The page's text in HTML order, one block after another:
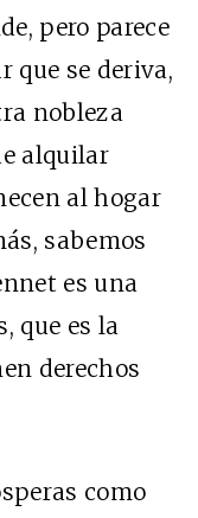
pero parece
que se deriva,
nobleza
alquilar
al hogar
sabemos
es una
, que es la
derechos
como